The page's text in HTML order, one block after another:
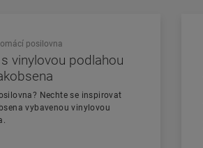
vinylovou podlahou
Nechte se inspirovat
vybavenou vinylovou
posilovna